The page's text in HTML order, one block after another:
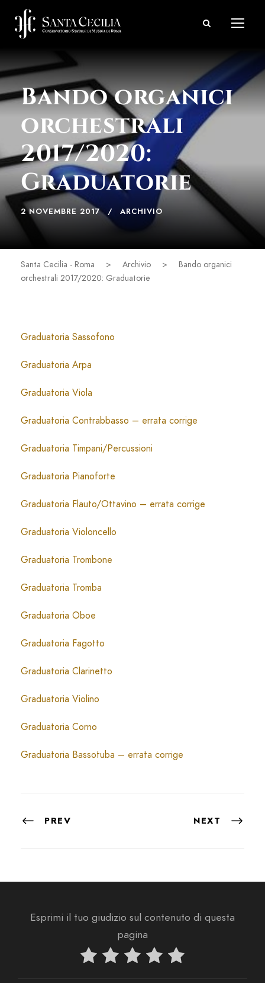
Bando organici
orchestrali
2017/2020:
Graduatorie
2 NOVEMBRE 2017 ARCHIVIO
Santa Cecilia - Roma > Archivio >
Bando organici
orchestrali 2017/2020: Graduatorie
Graduatoria Sassofono
Graduatoria Arpa
Graduatoria Viola
Graduatoria Contrabbasso – errata corrige
Graduatoria Timpani/Percussioni
Graduatoria Pianoforte
Graduatoria Flauto/Ottavino – errata corrige
Graduatoria Violoncello
Graduatoria Trombone
Graduatoria Tromba
Graduatoria Oboe
Graduatoria Fagotto
Graduatoria Clarinetto
Graduatoria Violino
Graduatoria Corno
Graduatoria Bassotuba – errata corrige
PREV NEXT
Esprimi il tuo giudizio sul contenuto di questa
pagina